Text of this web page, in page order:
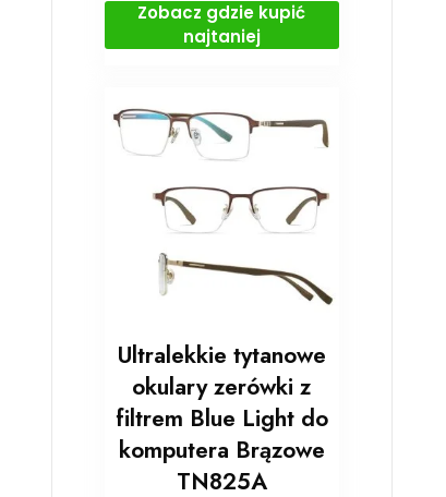
Zobacz gdzie kupić
najtaniej
Ultralekkie tytanowe
okulary zerówki z
filtrem Blue Light do
komputera Brązowe
TN825A